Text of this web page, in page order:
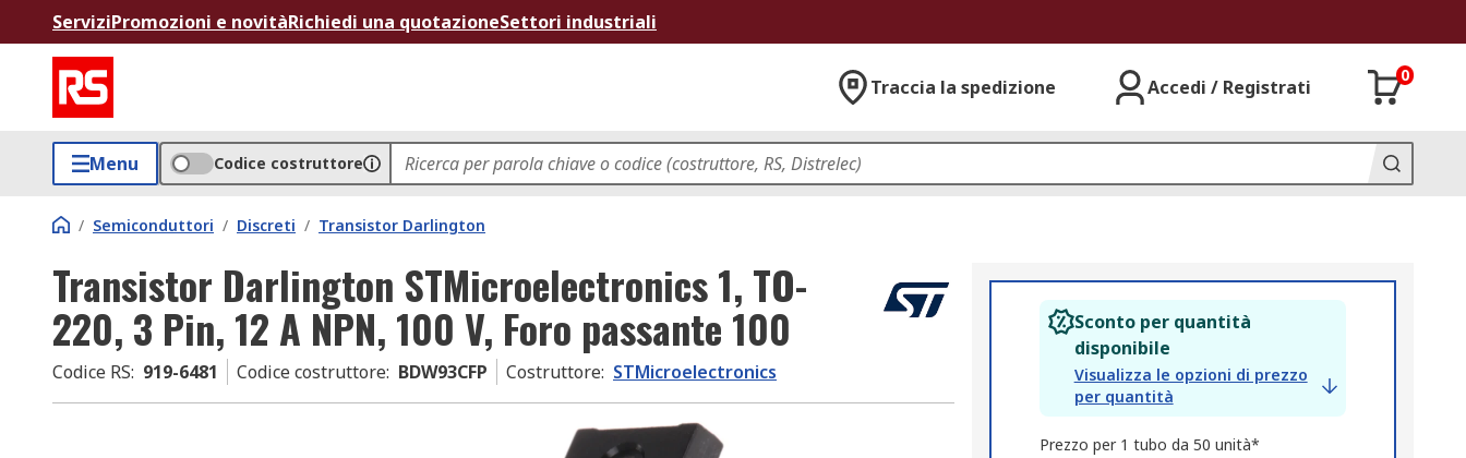
ServiziPromozioni e novitàRichiedi una quotazioneSettori industriali
Traccia la spedizione Accedi / Registrati
0
Menu Codice costruttore
/ Semiconduttori / Discreti / Transistor Darlington
Transistor Darlington STMicroelectronics 1, TO-
220, 3 Pin, 12 A NPN, 100 V, Foro passante 100
Codice RS: 919-6481 Codice costruttore: BDW93CFP Costruttore: STMicroelectronics
Sconto per quantità
disponibile
Visualizza le opzioni di prezzo
per quantità
Prezzo per 1 tubo da 50 unità*